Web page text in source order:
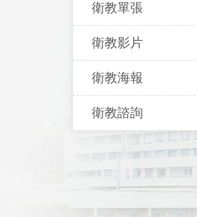
衛教單張
衛教影片
衛教海報
衛教諮詢